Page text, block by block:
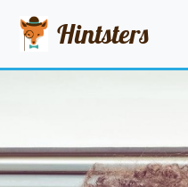
Hintsters